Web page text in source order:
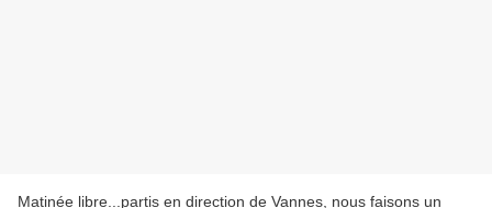
Matinée libre...partis en direction de Vannes, nous faisons un